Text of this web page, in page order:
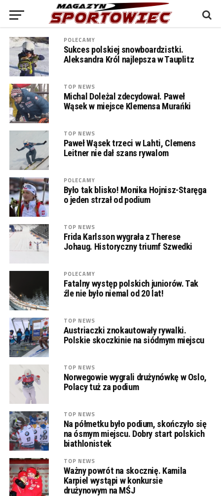
POLECAMY
Sukces polskiej snowboardzistki.
Aleksandra Król najlepsza w Tauplitz
TOP NEWS
Michal Doleżal zdecydował. Paweł
Wąsek w miejsce Klemensa Murańki
TOP NEWS
Paweł Wąsek trzeci w Lahti, Clemens
Leitner nie dał szans rywalom
POLECAMY
Było tak blisko! Monika Hojnisz-Staręga
o jeden strzał od podium
TOP NEWS
Frida Karlsson wygrała z Therese
Johaug. Historyczny triumf Szwedki
POLECAMY
Fatalny występ polskich juniorów. Tak
źle nie było niemal od 20 lat!
TOP NEWS
Austriaczki znokautowały rywalki.
Polskie skoczkinie na siódmym miejscu
TOP NEWS
Norwegowie wygrali drużynówkę w Oslo,
Polacy tuż za podium
TOP NEWS
Na półmetku było podium, skończyło się
na ósmym miejscu. Dobry start polskich
biathlonistek
TOP NEWS
Ważny powrót na skocznię. Kamila
Karpiel wystąpi w konkursie
drużynowym na MŚJ